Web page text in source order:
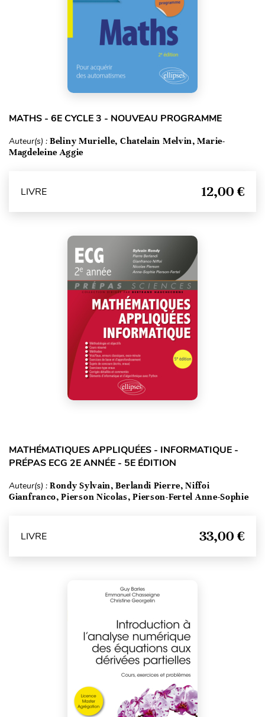
MATHS - 6E CYCLE 3 - NOUVEAU PROGRAMME
Auteur(s) : Beliny Murielle, Chatelain Melvin, Marie-
Magdeleine Aggie
LIVRE 12,00 €
MATHÉMATIQUES APPLIQUÉES - INFORMATIQUE -
PRÉPAS ECG 2E ANNÉE - 5E ÉDITION
Auteur(s) : Rondy Sylvain, Berlandi Pierre, Niffoi
Gianfranco, Pierson Nicolas, Pierson-Fertel Anne-Sophie
LIVRE 33,00 €